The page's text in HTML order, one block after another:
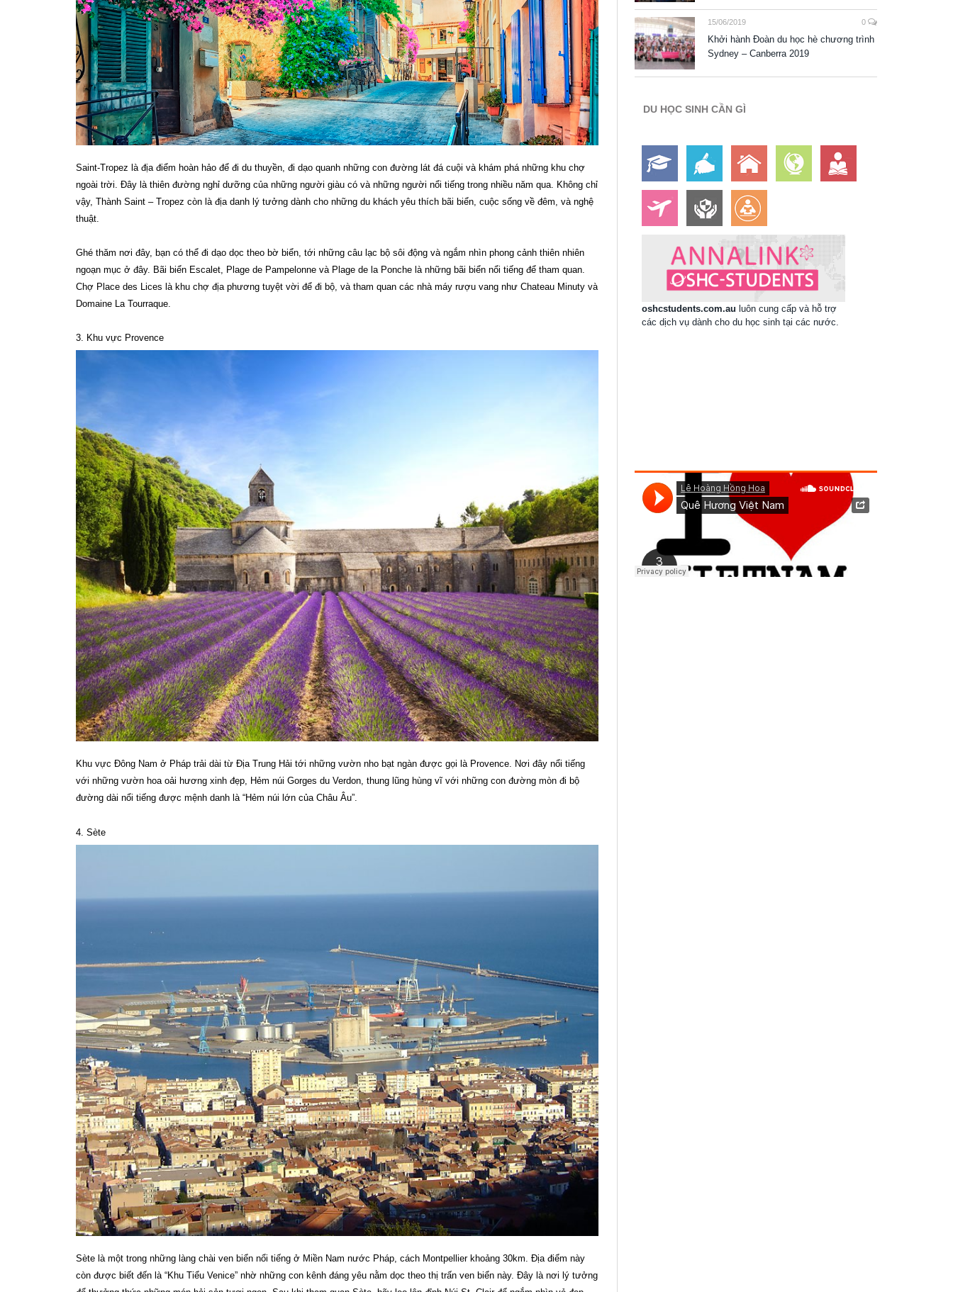
Saint-Tropez là địa điểm hoàn hảo để đi du thuyền, đi dạo quanh những con đường lát đá cuội và khám phá những khu chợ
ngoài trời. Đây là thiên đường nghỉ dưỡng của những người giàu có và những người nổi tiếng trong nhiều năm qua. Không chỉ
vậy, Thành Saint – Tropez còn là địa danh lý tưởng dành cho những du khách yêu thích bãi biển, cuộc sống về đêm, và nghệ
thuật.
Ghé thăm nơi đây, bạn có thể đi dạo dọc theo bờ biển, tới những câu lạc bộ sôi động và ngắm nhìn phong cảnh thiên nhiên
ngoạn mục ở đây. Bãi biển Escalet, Plage de Pampelonne và Plage de la Ponche là những bãi biển nổi tiếng để tham quan.
Chợ Place des Lices là khu chợ địa phương tuyệt vời để đi bộ, và tham quan các nhà máy rượu vang như Chateau Minuty và
Domaine La Tourraque.
3. Khu vực Provence
Khu vực Đông Nam ở Pháp trải dài từ Địa Trung Hải tới những vườn nho bạt ngàn được gọi là Provence. Nơi đây nổi tiếng
với những vườn hoa oải hương xinh đẹp, Hẻm núi Gorges du Verdon, thung lũng hùng vĩ với những con đường mòn đi bộ
đường dài nổi tiếng được mệnh danh là “Hẻm núi lớn của Châu Âu”.
4. Sète
Sète là một trong những làng chài ven biển nổi tiếng ở Miền Nam nước Pháp, cách Montpellier khoảng 30km. Địa điểm này
còn được biết đến là “Khu Tiểu Venice” nhờ những con kênh đáng yêu nằm dọc theo thị trấn ven biển này. Đây là nơi lý tưởng
15/06/2019 0
Khởi hành Đoàn du học hè chương trình
Sydney – Canberra 2019
DU HỌC SINH CẦN GÌ
oshcstudents.com.au luôn cung cấp và hỗ trợ
các dịch vụ dành cho du học sinh tại các nước.